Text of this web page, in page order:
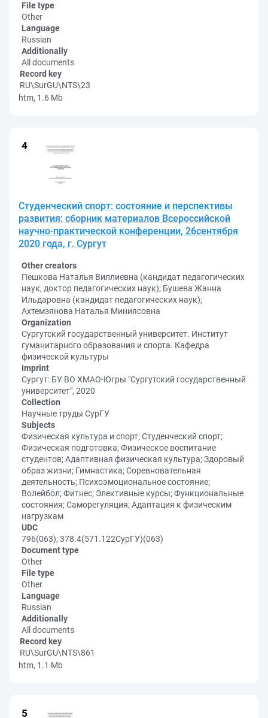
File type
Other
Language
Russian
Additionally
All documents
Record key
RU\SurGU\NTS\23
htm, 1.6 Mb
Cтуденческий спорт: состояние и перспективы
развития: сборник материалов Всероссийской
научно-практической конференции, 26сентября
2020 года, г. Сургут
Other creators
Пешкова Наталья Виллиевна (кандидат педагогических
наук, доктор педагогических наук); Бушева Жанна
Ильдаровна (кандидат педагогических наук);
Ахтемзянова Наталья Миниясовна
Organization
Сургутский государственный университет. Институт
гуманитарного образования и спорта. Кафедра
физической культуры
Imprint
Сургут: БУ ВО ХМАО-Югры "Сургутский государственный
университет", 2020
Collection
Научные труды СурГУ
Subjects
Физическая культура и спорт; Студенческий спорт;
Физическая подготовка; Физическое воспитание
студентов; Адаптивная физическая культура; Здоровый
образ жизни; Гимнастика; Соревновательная
деятельность; Психоэмоциональное состояние;
Волейбол; Фитнес; Элективные курсы; Функциональные
состояния; Саморегуляция; Адаптация к физическим
нагрузкам
UDC
796(063); 378.4(571.122СурГУ)(063)
Document type
Other
File type
Other
Language
Russian
Additionally
All documents
Record key
RU\SurGU\NTS\861
htm, 1.1 Mb